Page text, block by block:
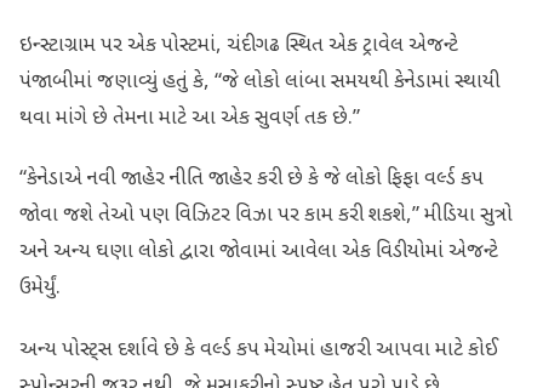
ઇન્સ્ટાગ્રામ પર એક પોસ્ટમાં, ચંદીગઢ સ્થિત એક ટ્રાવેલ એજન્ટે
પંજાબીમાં જણાવ્યું હતું કે, “જે લોકો લાંબા સમયથી કેનેડામાં સ્થાયી
થવા માંગે છે તેમના માટે આ એક સુવર્ણ તક છે.”
“કેનેડાએ નવી જાહેર નીતિ જાહેર કરી છે કે જે લોકો ફિફા વર્લ્ડ કપ
જોવા જશે તેઓ પણ વિઝિટર વિઝા પર કામ કરી શકશે,” મીડિયા સુત્રો
અને અન્ય ઘણા લોકો દ્વારા જોવામાં આવેલા એક વિડીયોમાં એજન્ટે
ઉમેર્યું.
અન્ય પોસ્ટ્સ દર્શાવે છે કે વર્લ્ડ કપ મેચોમાં હાજરી આપવા માટે કોઈ